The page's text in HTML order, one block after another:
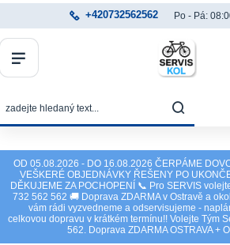
OD 05.08.2026 - DO 16.08.2026 ČERPÁME
VEŠKERÉ OBJEDNÁVKY ŘEŠENY PO
DĚKUJEME ZA POCHOPENÍ 📞 Pro SERVIS
732 562 562 🚚 Doprava ZDARMA v Ostravě a
vám rádi vyzvedneme a odservisujeme -
celkovou dopravu v krátkém termínu!! Volejte Tým
562. Doprava ZDARMA OSTRAVA +
+420732562562 Po - Pá: